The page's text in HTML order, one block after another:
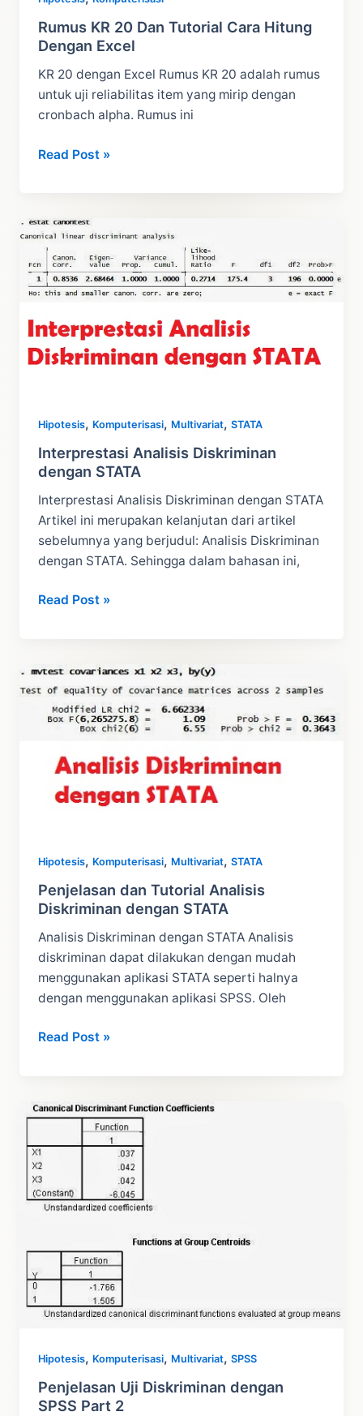
Rumus KR 20 Dan Tutorial Cara Hitung
Dengan Excel
KR 20 dengan Excel Rumus KR 20 adalah rumus
untuk uji reliabilitas item yang mirip dengan
cronbach alpha. Rumus ini
Rumus
Tutorial
Cara
Hitung
Dengan
Read Post »
Hipotesis, Komputerisasi, Multivariat,STATA
Interprestasi Analisis Diskriminan
dengan STATA
Interprestasi Analisis Diskriminan dengan STATA
Artikel ini merupakan kelanjutan dari artikel
sebelumnya yang berjudul: Analisis Diskriminan
dengan STATA. Sehingga dalam bahasan ini,
Interprestasi
STATA
Read Post »
Hipotesis, Komputerisasi, Multivariat,STATA
Penjelasan dan Tutorial Analisis
Diskriminan dengan STATA
Analisis Diskriminan dengan STATA Analisis
diskriminan dapat dilakukan dengan mudah
menggunakan aplikasi STATA seperti halnya
dengan menggunakan aplikasi SPSS. Oleh
Penjelasan
Diskriminan
STATA
Read Post »
Hipotesis, Komputerisasi, Multivariat,SPSS
Penjelasan Uji Diskriminan dengan
SPSS Part 2